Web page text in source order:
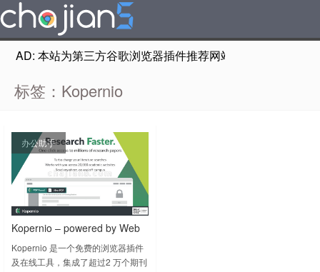
AD: 本站为第三方谷歌浏览器插件推荐网站，非Google
标签：Kopernio
办公助手
Kopernio – powered by Web
of Science（EndNote ）学术
期刊全文文献获取
Kopernio 是一个免费的浏览器插件
及在线工具，集成了超过2 万个期刊